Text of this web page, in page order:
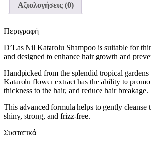
Αξιολογήσεις (0)
Περιγραφή
D’Las Nil Katarolu Shampoo is suitable for
and designed to enhance hair growth and
Handpicked from the splendid tropical
Katarolu flower extract has the ability to
thickness to the hair, and reduce hair breakage.
This advanced formula helps to gently cleanse
shiny, strong, and frizz-free.
Συστατικά